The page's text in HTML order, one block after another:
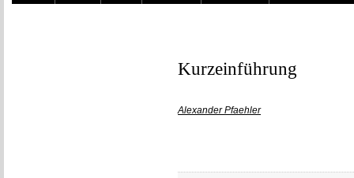
Kurzeinführung
Alexander Pfaehler